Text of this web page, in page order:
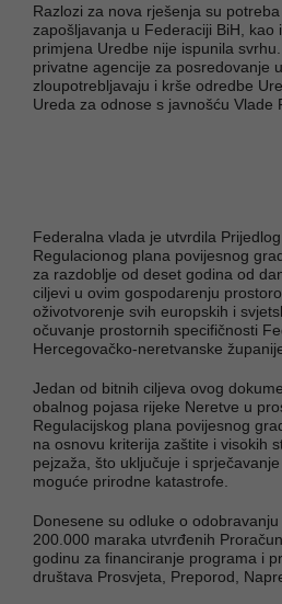
Razlozi za nova rješenja su
zapošljavanja u Federaciji BiH, kao
primjena Uredbe nije ispunila
privatne agencije za posredovanje
zloupotrebljavaju i krše odredbe
Ureda za odnose s javnošću Vlade
Federalna vlada je utvrdila
Regulacionog plana povijesnog
za razdoblje od deset godina od
ciljevi u ovim gospodarenju
oživotvorenje svih europskih i
očuvanje prostornih specifičnosti
Hercegovačko-neretvanske
Jedan od bitnih ciljeva ovog
obalnog pojasa rijeke Neretve u
Regulacijskog plana povijesnog
na osnovu kriterija zaštite i visokih
pejzaža, što uključuje i
moguće prirodne katastrofe.
Donesene su odluke o
200.000 maraka utvrđenih
godinu za financiranje programa i
društava Prosvjeta, Preporod,